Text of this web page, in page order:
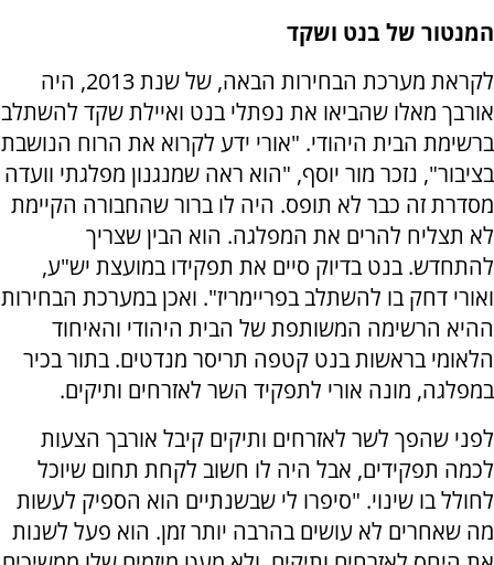
המנטור של בנט ושקד
לקראת מערכת הבחירות הבאה, של שנת 2013, היה
אורבך מאלו שהביאו את נפתלי בנט ואיילת שקד להשתלב
ברשימת הבית היהודי. "אורי ידע לקרוא את הרוח הנושבת
בציבור", נזכר מור יוסף, "הוא ראה שמנגנון מפלגתי וועדה
מסדרת זה כבר לא תופס. היה לו ברור שהחבורה הקיימת
לא תצליח להרים את המפלגה. הוא הבין שצריך
להתחדש. בנט בדיוק סיים את תפקידו במועצת יש"ע,
ואורי דחק בו להשתלב בפריימריז". ואכן במערכת הבחירות
ההיא הרשימה המשותפת של הבית היהודי והאיחוד
הלאומי בראשות בנט קטפה תריסר מנדטים. בתור בכיר
במפלגה, מונה אורי לתפקיד השר לאזרחים ותיקים.
לפני שהפך לשר לאזרחים ותיקים קיבל אורבך הצעות
לכמה תפקידים, אבל היה לו חשוב לקחת תחום שיוכל
לחולל בו שינוי. "סיפרו לי שבשנתיים הוא הספיק לעשות
מה שאחרים לא עושים בהרבה יותר זמן. הוא פעל לשנות